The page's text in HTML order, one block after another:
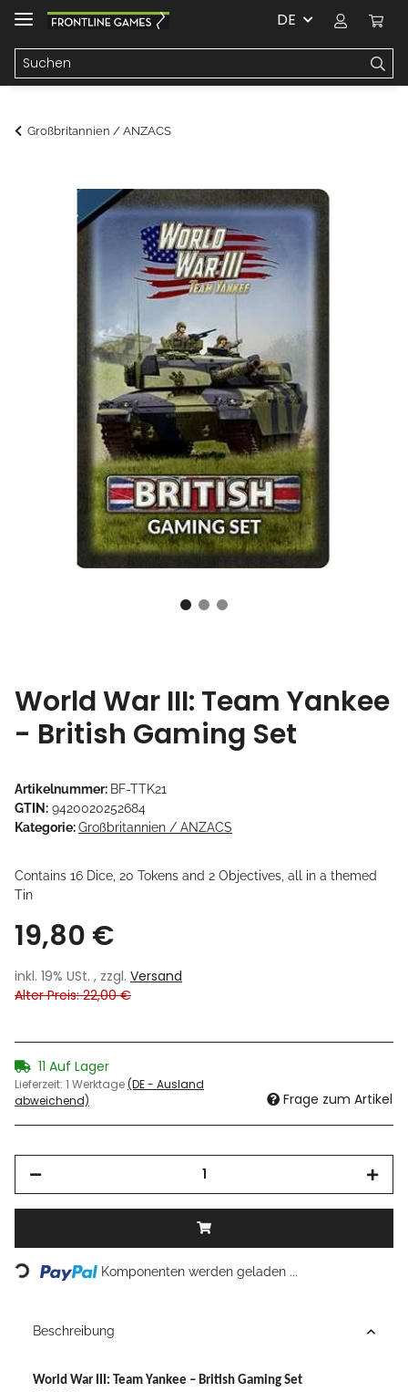
DE
Großbritannien / ANZACS
World War III: Team Yankee
- British Gaming Set
Artikelnummer: BF-TTK21
GTIN: 9420020252684
Kategorie:Großbritannien / ANZACS
Contains 16 Dice, 20 Tokens and 2 Objectives, all in a themed
Tin
19,80 €
inkl. 19% USt. , zzgl. Versand
Alter Preis: 22,00 €
11 Auf Lager
Lieferzeit: 1 Werktage(DE - Ausland
abweichend)
Frage zum Artikel
Loading... Komponenten werden geladen ...
Beschreibung
World War III: Team Yankee – British Gaming Set